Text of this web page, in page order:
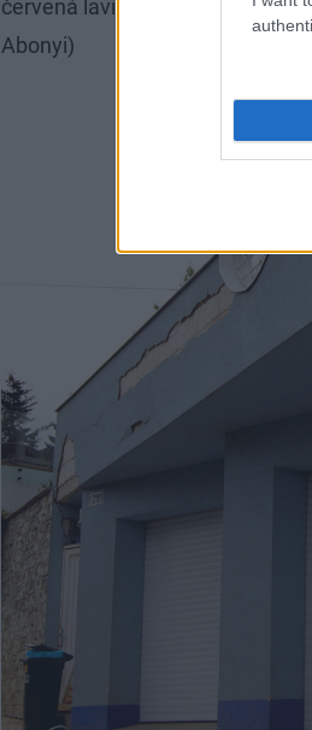
červená lavička a trocha zelene
Abonyi)